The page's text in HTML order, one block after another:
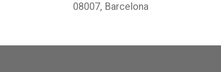
08007, Barcelona